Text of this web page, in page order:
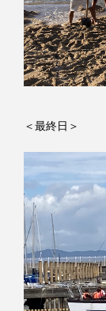
＜最終日＞